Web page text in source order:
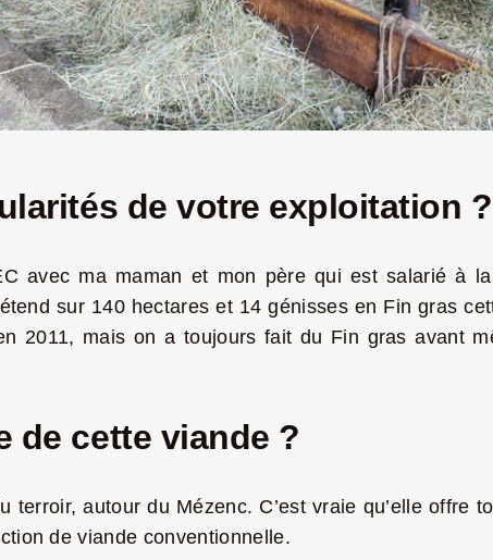
de votre exploitation ?
avec ma maman et mon père qui est salarié à
sur 140 hectares et 14 génisses en Fin gras
2011, mais on a toujours fait du Fin gras avant
de cette viande ?
terroir, autour du Mézenc. C’est vraie qu’elle offre
de viande conventionnelle.